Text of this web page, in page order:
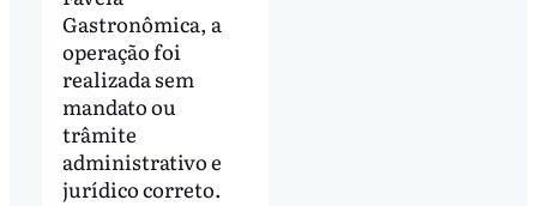
Gastronômica, a
operação foi
realizada sem
mandato ou
trâmite
administrativo e
jurídico correto.